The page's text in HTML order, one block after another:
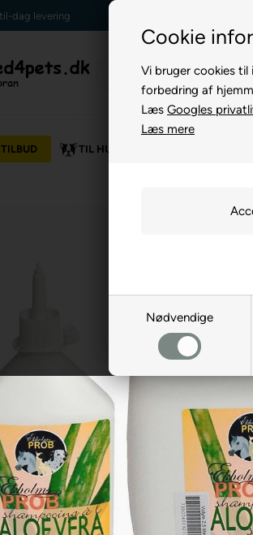
Cookie
Vi bruger cookies
forbedring af
Læs Googles
Læs mere
Nødvendige
Kundeservice +45 7174 3600
TILBUD TIL HUND